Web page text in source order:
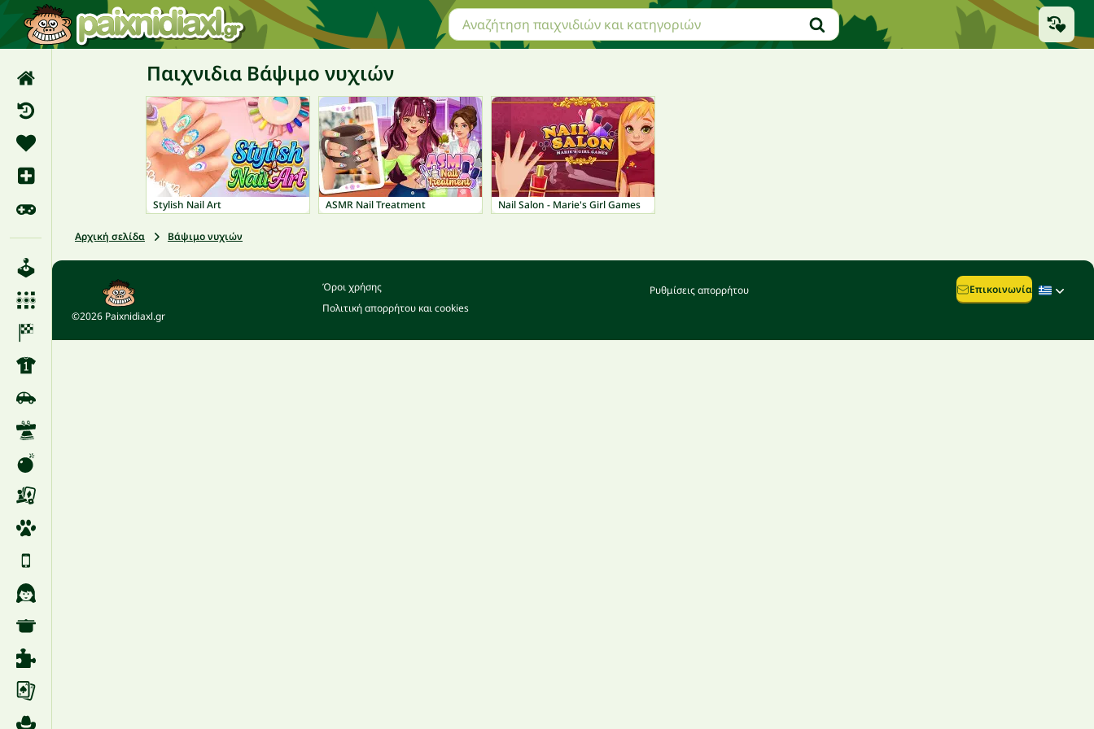
Παιχνιδια Βάψιμο νυχιών
Stylish Nail Art ASMR Nail Treatment Nail Salon - Marie's Girl Games
Αρχική σελίδα Βάψιμο νυχιών
©2026 Paixnidiaxl.gr
Όροι χρήσης
Πολιτική απορρήτου και cookies
Ρυθμίσεις απορρήτου Επικοινωνία